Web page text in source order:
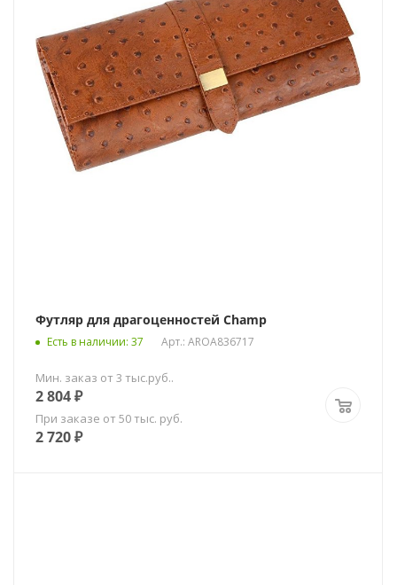
Футляр для драгоценностей Champ
Есть в наличии: 37 Арт.: AROA836717
Мин. заказ от 3 тыс.руб..
2 804₽
При заказе от 50 тыс. руб.
2 720₽